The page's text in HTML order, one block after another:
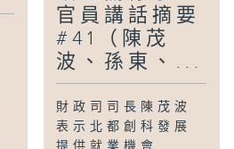
官員講話摘要
#41（陳茂
波、孫東、...
財政司司長陳茂波
表示北都創科發展